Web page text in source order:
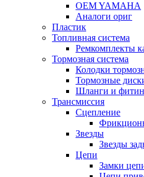
OEM YAMAHA
Аналоги ориг
Пластик
Топливная система
Ремкомплекты
Тормозная система
Колодки
Тормозные
Шланги и
Трансмиссия
Cцепление
Звезды
Звезды
Цепи
Замки